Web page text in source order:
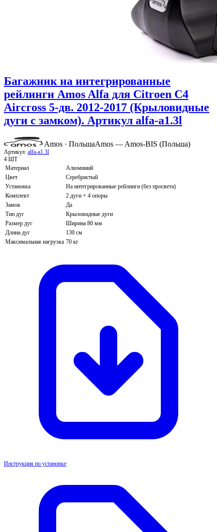
Багажник на интегрированные
рейлинги Amos Alfa для Citroen C4
Aircross 5-дв. 2012-2017 (Крыловидные
дуги с замком). Артикул alfa-a1.3l
Amos · ПольшаAmos — Amos-BIS (Польша)
Артикул: alfa-a1.3l
4 ШТ
Материал
Алюминий
Цвет
Серебристый
Установка
На интегрированные рейлинги (без просвета)
Комплект
2 дуги + 4 опоры
Замок
Да
Тип дуг
Крыловидные дуги
Размер дуг
Ширина 80 мм
Длина дуг
130 см
Максимальная нагрузка 70 кг
Инструкция по установке